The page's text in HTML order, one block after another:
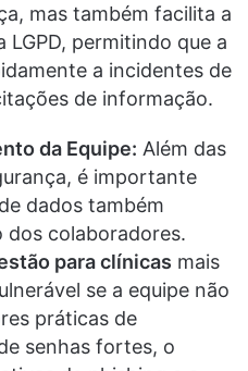
mas também facilita a
permitindo que a
a incidentes de
de informação.
da Equipe: Além das
é importante
dados também
dos colaboradores.
para clínicas mais
se a equipe não
práticas de
senhas fortes, o